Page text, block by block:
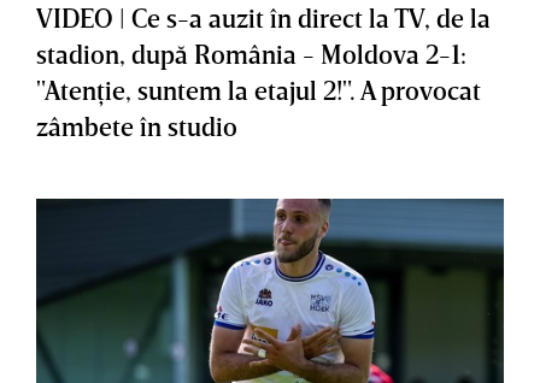
VIDEO | Ce s-a auzit în direct la TV, de la
stadion, după România - Moldova 2-1:
"Atenţie, suntem la etajul 2!". A provocat
zâmbete în studio